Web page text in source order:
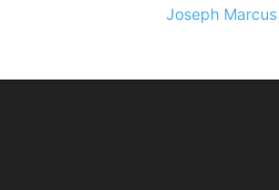
Joseph Marcus